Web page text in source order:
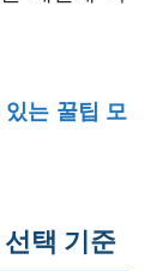
있는 꿀팁 모
택 기준